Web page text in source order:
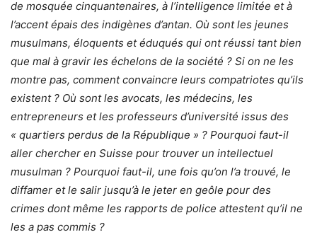
de mosquée cinquantenaires, à l’intelligence limitée et à
l’accent épais des indigènes d’antan. Où sont les jeunes
musulmans, éloquents et éduqués qui ont réussi tant bien
que mal à gravir les échelons de la société ? Si on ne les
montre pas, comment convaincre leurs compatriotes qu’ils
existent ? Où sont les avocats, les médecins, les
entrepreneurs et les professeurs d’université issus des
« quartiers perdus de la République » ? Pourquoi faut-il
aller chercher en Suisse pour trouver un intellectuel
musulman ? Pourquoi faut-il, une fois qu’on l’a trouvé, le
diffamer et le salir jusqu’à le jeter en geôle pour des
crimes dont même les rapports de police attestent qu’il ne
les a pas commis ?